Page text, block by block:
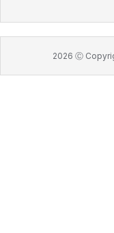
2026 Ⓒ